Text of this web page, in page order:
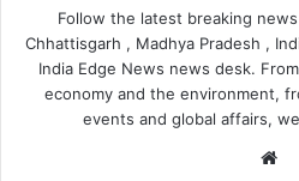
Follow the latest breaking
Chhattisgarh , Madhya Pradesh ,
India Edge News news desk.
economy and the environment,
events and global affairs,